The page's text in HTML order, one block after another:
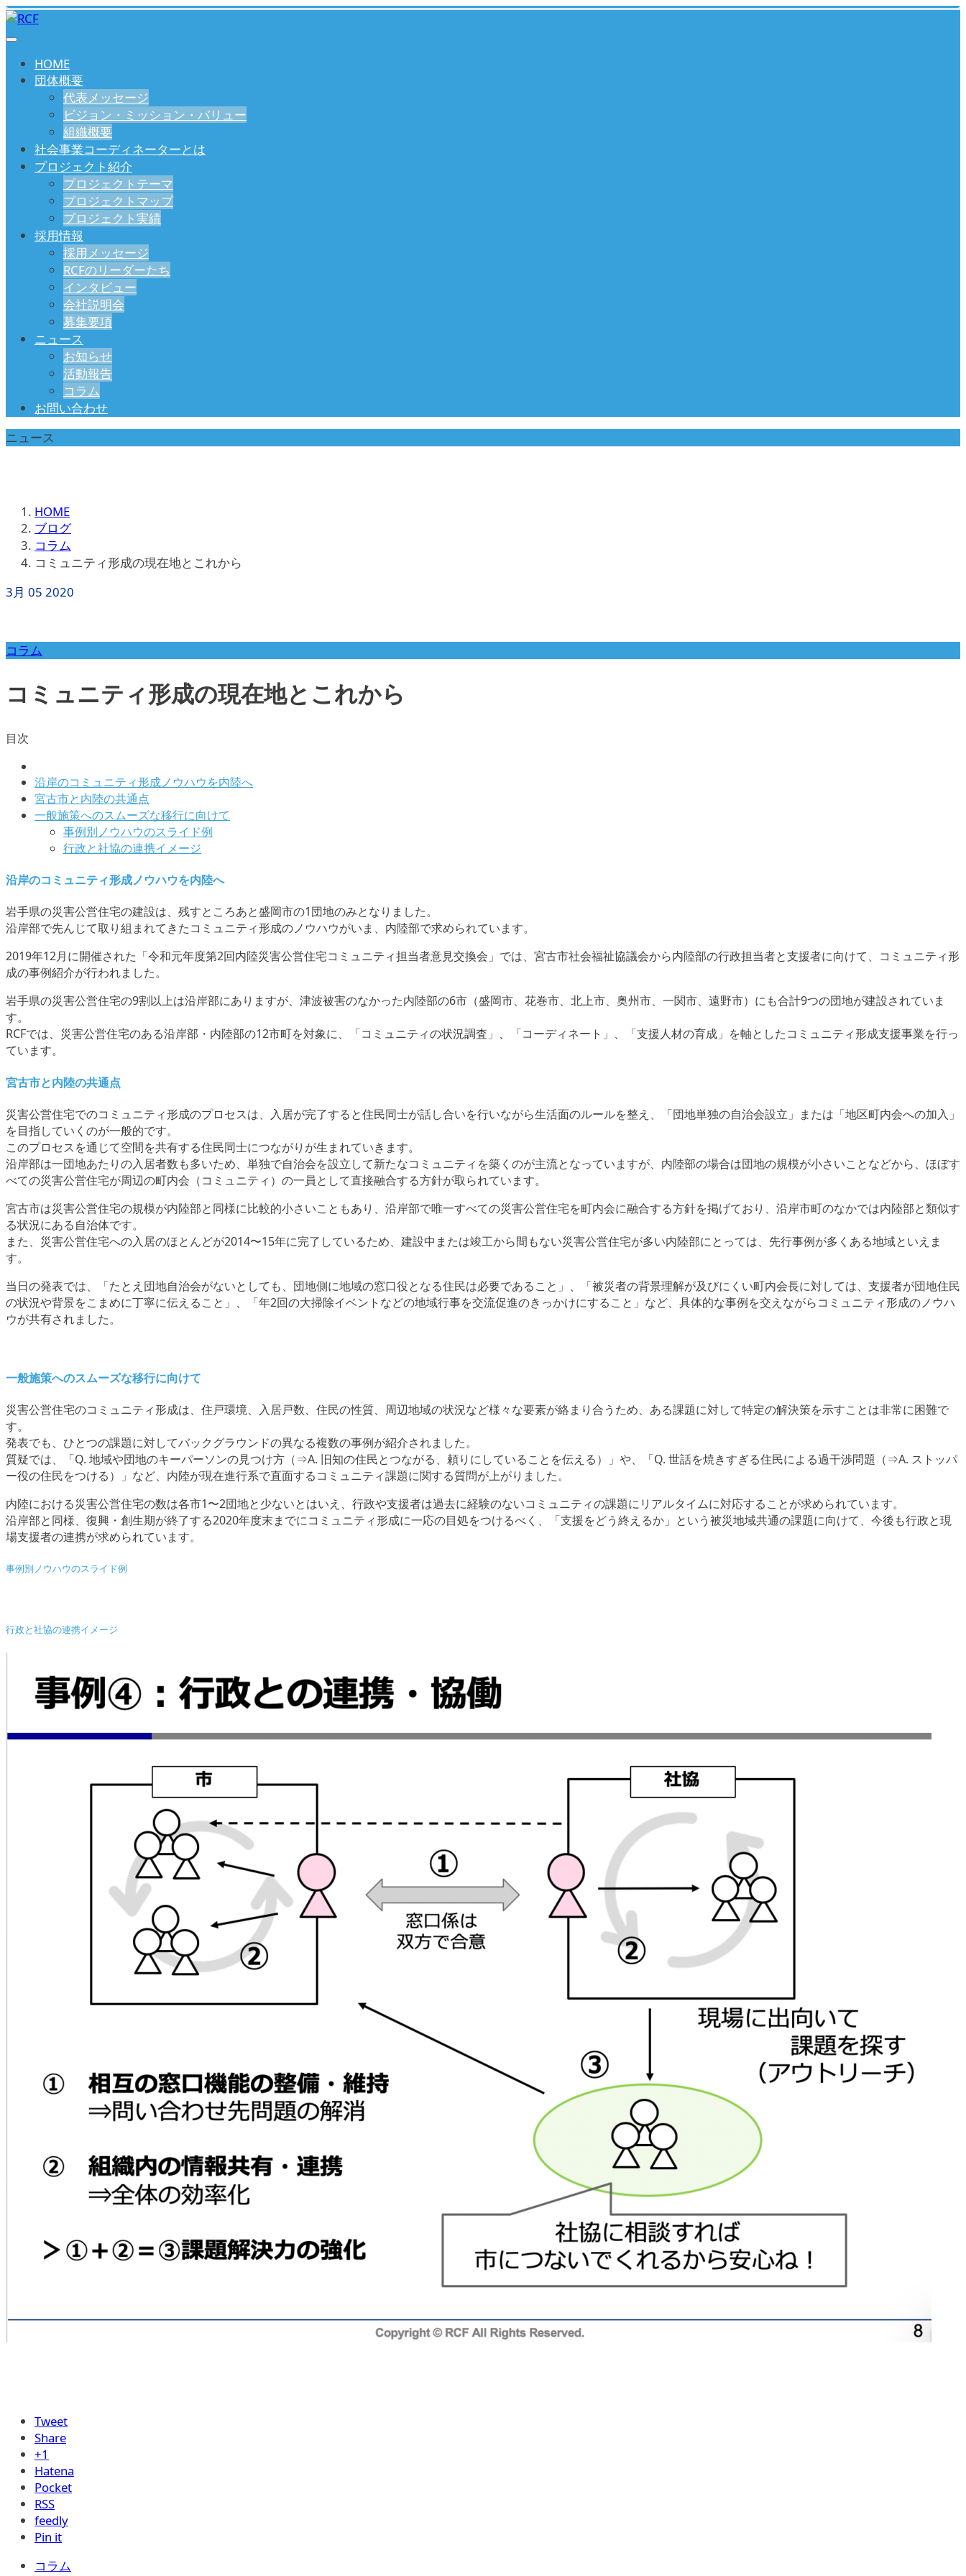
HOME
団体概要
代表メッセージ
ビジョン・ミッション・バリュー
組織概要
社会事業コーディネーターとは
プロジェクト紹介
プロジェクトテーマ
プロジェクトマップ
プロジェクト実績
採用情報
採用メッセージ
RCFのリーダーたち
インタビュー
会社説明会
募集要項
ニュース
お知らせ
活動報告
コラム
お問い合わせ
ニュース
HOME
ブログ
コラム
コミュニティ形成の現在地とこれから
3月 05 2020
コラム
コミュニティ形成の現在地とこれから
目次
沿岸のコミュニティ形成ノウハウを内陸へ
宮古市と内陸の共通点
一般施策へのスムーズな移行に向けて
事例別ノウハウのスライド例
行政と社協の連携イメージ
沿岸のコミュニティ形成ノウハウを内陸へ
岩手県の災害公営住宅の建設は、残すところあと盛岡市の1団地のみとなりました。
沿岸部で先んじて取り組まれてきたコミュニティ形成のノウハウがいま、内陸部で求められています。
2019年12月に開催された「令和元年度第2回内陸災害公営住宅コミュニティ担当者意見交換会」では、宮古市社会福祉協議会から内陸部の行政担当者と支援者に向けて、コミュニティ形
成の事例紹介が行われました。
岩手県の災害公営住宅の9割以上は沿岸部にありますが、津波被害のなかった内陸部の6市（盛岡市、花巻市、北上市、奥州市、一関市、遠野市）にも合計9つの団地が建設されていま
す。
RCFでは、災害公営住宅のある沿岸部・内陸部の12市町を対象に、「コミュニティの状況調査」、「コーディネート」、「支援人材の育成」を軸としたコミュニティ形成支援事業を行っ
ています。
宮古市と内陸の共通点
災害公営住宅でのコミュニティ形成のプロセスは、入居が完了すると住民同士が話し合いを行いながら生活面のルールを整え、「団地単独の自治会設立」または「地区町内会への加入」
を目指していくのが一般的です。
このプロセスを通じて空間を共有する住民同士につながりが生まれていきます。
沿岸部は一団地あたりの入居者数も多いため、単独で自治会を設立して新たなコミュニティを築くのが主流となっていますが、内陸部の場合は団地の規模が小さいことなどから、ほぼす
べての災害公営住宅が周辺の町内会（コミュニティ）の一員として直接融合する方針が取られています。
宮古市は災害公営住宅の規模が内陸部と同様に比較的小さいこともあり、沿岸部で唯一すべての災害公営住宅を町内会に融合する方針を掲げており、沿岸市町のなかでは内陸部と類似す
る状況にある自治体です。
また、災害公営住宅への入居のほとんどが2014〜15年に完了しているため、建設中または竣工から間もない災害公営住宅が多い内陸部にとっては、先行事例が多くある地域といえま
す。
当日の発表では、「たとえ団地自治会がないとしても、団地側に地域の窓口役となる住民は必要であること」、「被災者の背景理解が及びにくい町内会長に対しては、支援者が団地住民
の状況や背景をこまめに丁寧に伝えること」、「年2回の大掃除イベントなどの地域行事を交流促進のきっかけにすること」など、具体的な事例を交えながらコミュニティ形成のノウハ
ウが共有されました。
一般施策へのスムーズな移行に向けて
災害公営住宅のコミュニティ形成は、住戸環境、入居戸数、住民の性質、周辺地域の状況など様々な要素が絡まり合うため、ある課題に対して特定の解決策を示すことは非常に困難で
す。
発表でも、ひとつの課題に対してバックグラウンドの異なる複数の事例が紹介されました。
質疑では、「Q. 地域や団地のキーパーソンの見つけ方（⇒A. 旧知の住民とつながる、頼りにしていることを伝える）」や、「Q. 世話を焼きすぎる住民による過干渉問題（⇒A. ストッパ
ー役の住民をつける）」など、内陸が現在進行系で直面するコミュニティ課題に関する質問が上がりました。
内陸における災害公営住宅の数は各市1〜2団地と少ないとはいえ、行政や支援者は過去に経験のないコミュニティの課題にリアルタイムに対応することが求められています。
沿岸部と同様、復興・創生期が終了する2020年度末までにコミュニティ形成に一応の目処をつけるべく、「支援をどう終えるか」という被災地域共通の課題に向けて、今後も行政と現
場支援者の連携が求められています。
事例別ノウハウのスライド例
行政と社協の連携イメージ
Tweet
Share
+1
Hatena
Pocket
RSS
feedly
Pin it
コラム